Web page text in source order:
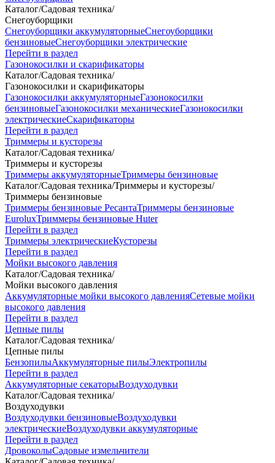
Каталог/Садовая техника/
Снегоуборщики
Снегоуборщики аккумуляторныеСнегоуборщики
бензиновыеСнегоуборщики электрические
Перейти в раздел
Газонокосилки и скарификаторы
Каталог/Садовая техника/
Газонокосилки и скарификаторы
Газонокосилки аккумуляторныеГазонокосилки
бензиновыеГазонокосилки механическиеГазонокосилки
электрическиеСкарификаторы
Перейти в раздел
Триммеры и кусторезы
Каталог/Садовая техника/
Триммеры и кусторезы
Триммеры аккумуляторныеТриммеры бензиновые
Каталог/Садовая техника/Триммеры и кусторезы/
Триммеры бензиновые
Триммеры бензиновые РесантаТриммеры бензиновые
EuroluxТриммеры бензиновые Huter
Перейти в раздел
Триммеры электрическиеКусторезы
Перейти в раздел
Мойки высокого давления
Каталог/Садовая техника/
Мойки высокого давления
Аккумуляторные мойки высокого давленияСетевые мойки
высокого давления
Перейти в раздел
Цепные пилы
Каталог/Садовая техника/
Цепные пилы
БензопилыАккумуляторные пилыЭлектропилы
Перейти в раздел
Аккумуляторные секаторыВоздуходувки
Каталог/Садовая техника/
Воздуходувки
Воздуходувки бензиновыеВоздуходувки
электрическиеВоздуходувки аккумуляторные
Перейти в раздел
ДровоколыСадовые измельчители